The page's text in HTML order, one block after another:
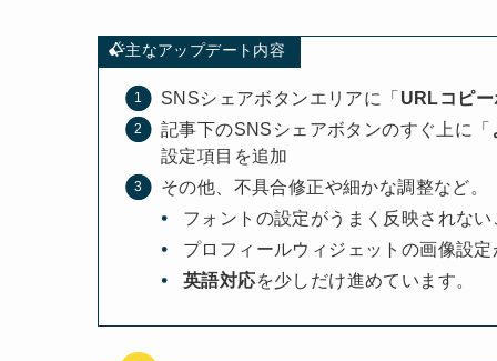
主なアップデート内容
SNSシェアボタンエリアに「 URLコピ
記事下のSNSシェアボタンのすぐ上に「
設定項目を追加
その他、不具合修正や細かな調整など。
フォントの設定がうまく反映されな
プロフィールウィジェットの画像設
英語対応を少しだけ進めています。